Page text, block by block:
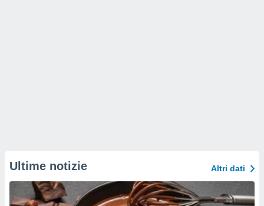
Ultime notizie Altri dati